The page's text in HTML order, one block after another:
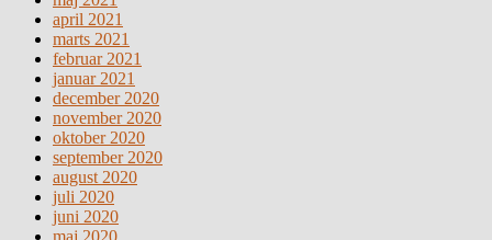
april 2021
marts 2021
februar 2021
januar 2021
december 2020
november 2020
oktober 2020
september 2020
august 2020
juli 2020
juni 2020